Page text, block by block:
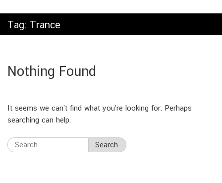
Tag: Trance
Nothing Found
It seems we can’t find what you’re looking for. Perhaps
searching can help.
Search
for: